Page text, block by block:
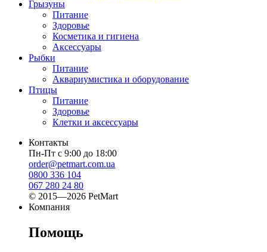
Грызуны
Питание
Здоровье
Косметика и гигиена
Аксессуары
Рыбки
Питание
Аквариумистика и оборудование
Птицы
Питание
Здоровье
Клетки и аксессуары
Контакты
Пн-Пт с 9:00 до 18:00
order@petmart.com.ua
0800 336 104
067 280 24 80
© 2015—2026 PetMart
Компания
Помощь